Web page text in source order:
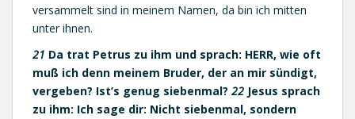
versammelt sind in meinem Namen, da bin ich mitten
unter ihnen.
21 Da trat Petrus zu ihm und sprach: HERR, wie oft
muß ich denn meinem Bruder, der an mir sündigt,
vergeben? Ist’s genug siebenmal? 22 Jesus sprach
zu ihm: Ich sage dir: Nicht siebenmal, sondern